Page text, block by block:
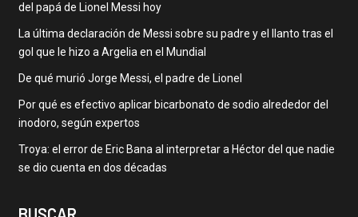
del papá de Lionel Messi hoy
La última declaración de Messi sobre su padre y el llanto tras el
gol que le hizo a Argelia en el Mundial
De qué murió Jorge Messi, el padre de Lionel
Por qué es efectivo aplicar bicarbonato de sodio alrededor del
inodoro, según expertos
Troya: el error de Eric Bana al interpretar a Héctor del que nadie
se dio cuenta en dos décadas